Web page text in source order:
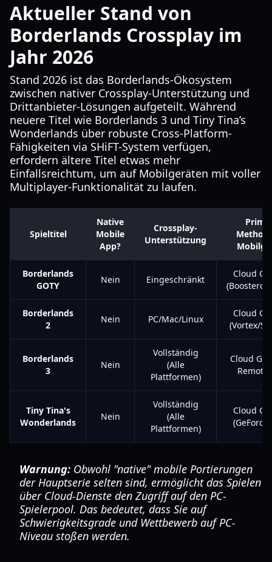
Aktueller Stand von
Borderlands Crossplay im
Jahr 2026
Stand 2026 ist das Borderlands-Ökosystem
zwischen nativer Crossplay-Unterstützung und
Drittanbieter-Lösungen aufgeteilt. Während
neuere Titel wie Borderlands 3 und Tiny Tina’s
Wonderlands über robuste Cross-Platform-
Fähigkeiten via SHiFT-System verfügen,
erfordern ältere Titel etwas mehr
Einfallsreichtum, um auf Mobilgeräten mit voller
Multiplayer-Funktionalität zu laufen.
Spieltitel
Native
Mobile
App?
Crossplay-
Unterstützung
Borderlands
GOTY
Nein Eingeschränkt
Cloud
Borderlands
2
Nein PC/Mac/Linux
Cloud
(Vortex/
Borderlands
3
Nein
Vollständig
(Alle
Plattformen)
Cloud
Remote
Tiny Tina's
Wonderlands
Nein
Vollständig
(Alle
Plattformen)
Cloud
(GeForce
Warnung: Obwohl "native" mobile Portierungen
der Hauptserie selten sind, ermöglicht das Spielen
über Cloud-Dienste den Zugriff auf den PC-
Spielerpool. Das bedeutet, dass Sie auf
Schwierigkeitsgrade und Wettbewerb auf PC-
Niveau stoßen werden.